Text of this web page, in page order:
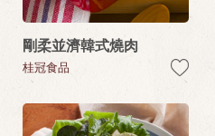
剛柔並濟韓式燒肉
桂冠食品